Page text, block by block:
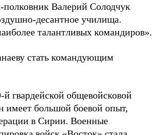
Валерий Солодчук
десантное училища.
талантливых командиров».
стать командующим
гвардейской общевойсковой
имеет большой боевой опыт,
в Сирии. Военные